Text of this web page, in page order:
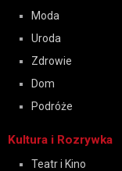
Moda
Uroda
Zdrowie
Dom
Podróże
Kultura i Rozrywka
Teatr i Kino